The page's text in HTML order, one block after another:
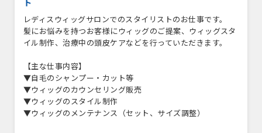
レディスウィッグサロンでのスタイリストのお仕事です。
髪にお悩みを持つお客様にウィッグのご提案、ウィッグスタ
イル制作、治療中の頭皮ケアなどを行っていただきます。
【主な仕事内容】
▼自毛のシャンプー・カット等
▼ウィッグのカウンセリング販売
▼ウィッグのスタイル制作
▼ウィッグのメンテナンス（セット、サイズ調整）